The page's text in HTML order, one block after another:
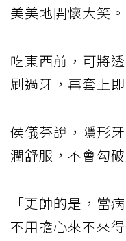
美美地開懷大笑。
吃東西前，可將
刷過牙，再套上即
侯儀芬說，隱形
潤舒服，不會勾
「更帥的是，當
不用擔心來不來